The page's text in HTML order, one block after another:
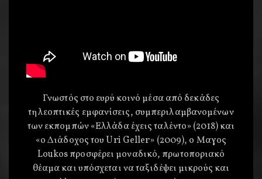
Γνωστός στο ευρύ κοινό μέσα από δεκάδες
τηλεοπτικές εμφανίσεις, συμπεριλαμβανομένων
των εκπομπών «Ελλάδα έχεις ταλέντο» (2018) και
«ο Διάδοχος του Uri Geller» (2009), o Μαγος
Loukos προσφέρει μοναδικό, πρωτοποριακό
θέαμα και υπόσχεται να ταξιδέψει μικρούς και